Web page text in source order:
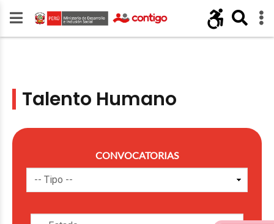
Talento Humano
CONVOCATORIAS